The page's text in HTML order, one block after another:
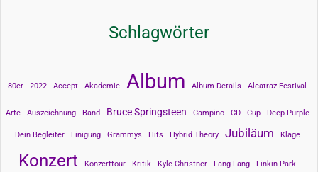
Schlagwörter
80er 2022 Accept Akademie Album Album-Details Alcatraz Festival
Arte Auszeichnung Band Bruce Springsteen Campino CD Cup Deep Purple
Dein Begleiter Einigung Grammys Hits Hybrid Theory Jubiläum Klage
Konzert Konzerttour Kritik Kyle Christner Lang Lang Linkin Park